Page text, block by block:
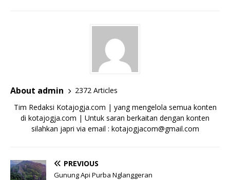
About admin
2372 Articles
Tim Redaksi Kotajogja.com | yang mengelola semua konten
di kotajogja.com | Untuk saran berkaitan dengan konten
silahkan japri via email : kotajogjacom@gmail.com
PREVIOUS
Gunung Api Purba Nglanggeran